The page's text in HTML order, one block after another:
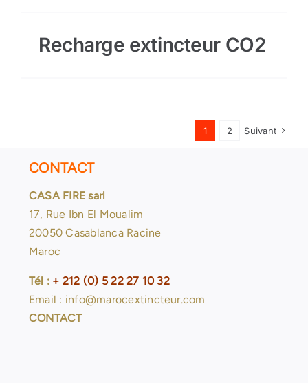
Recharge extincteur CO2
1 2 Suivant
CONTACT
CASA FIRE sarl
17, Rue Ibn El Moualim
20050 Casablanca Racine
Maroc
Tél : + 212 (0) 5 22 27 10 32
Email : info@marocextincteur.com
CONTACT